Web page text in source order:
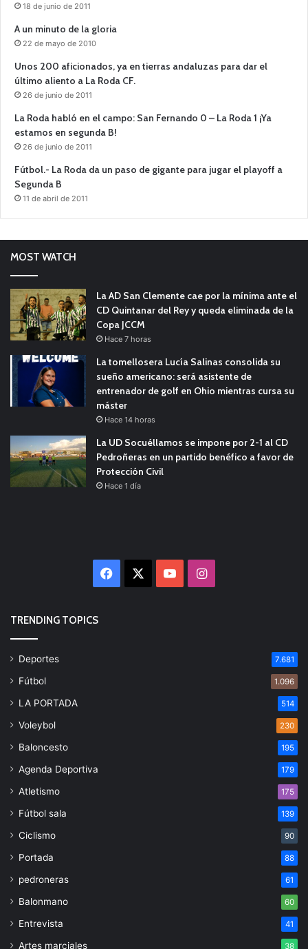
18 de junio de 2011
A un minuto de la gloria
22 de mayo de 2010
Unos 200 aficionados, ya en tierras andaluzas para dar el
último aliento a La Roda CF.
26 de junio de 2011
La Roda habló en el campo: San Fernando 0 – La Roda 1 ¡Ya
estamos en segunda B!
26 de junio de 2011
Fútbol.- La Roda da un paso de gigante para jugar el playoff a
Segunda B
11 de abril de 2011
MOST WATCH
La AD San Clemente cae por la mínima ante el
CD Quintanar del Rey y queda eliminada de la
Copa JCCM
Hace 7 horas
La tomellosera Lucía Salinas consolida su
sueño americano: será asistente de
entrenador de golf en Ohio mientras cursa su
máster
Hace 14 horas
La UD Socuéllamos se impone por 2-1 al CD
Pedroñeras en un partido benéfico a favor de
Protección Civil
Hace 1 día
Facebook YouTubeInstagram
TRENDING TOPICS
Deportes 7.681
Fútbol 1.096
LA PORTADA 514
Voleybol 230
Baloncesto 195
Agenda Deportiva 179
Atletismo 175
Fútbol sala 139
Ciclismo 90
Portada 88
pedroneras 61
Balonmano 60
Entrevista 41
Artes marciales 38